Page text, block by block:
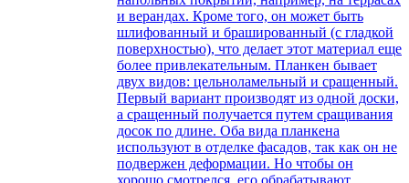
и верандах. Кроме того, он может быть
шлифованный и брашированный (с гладкой
поверхностью), что делает этот материал еще
более привлекательным. Планкен бывает
двух видов: цельноламельный и сращенный.
Первый вариант производят из одной доски,
а сращенный получается путем сращивания
досок по длине. Оба вида планкена
используют в отделке фасадов, так как он не
подвержен деформации. Но чтобы он
хорошо смотрелся, его обрабатывают